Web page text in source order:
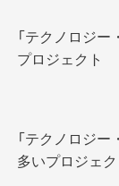
「テクノロジ
プロジェクト
「テクノロジ
多いプロジェク